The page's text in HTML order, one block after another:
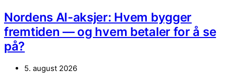
Nordens AI-aksjer: Hvem bygger
fremtiden — og hvem betaler for å se
på?
5. august 2026